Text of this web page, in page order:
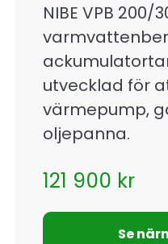
NIBE VPB
utvecklad för
värmepump,
oljepanna.
121 900 kr
Se